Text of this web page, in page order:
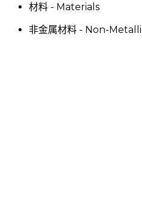
材料 - Materials
非金属材料 - Non-